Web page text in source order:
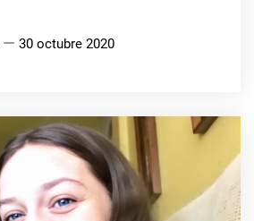
30 octubre 2020